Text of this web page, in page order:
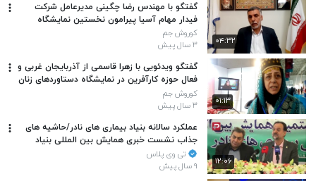
۰۴:۳۲
گفتگو با مهندس رضا چگینی مدیرعامل شرکت
فیدار مهام آسیا پیرامون نخستین نمایشگاه
تخصصی پوشاک ایرانی در نجف - عراق
کوروش جم
۳ سال پیش
۰۱:۱۳
گفتگو ویدئویی با زهرا قاسمی از آذربایجان غربی و
فعال حوزه کارآفرین در نمایشگاه دستاوردهای زنان
موثر ایرانی
کوروش جم
۳ سال پیش
۱۲:۰۶
عملکرد سالانه بنیاد بیماری های نادر/حاشیه های
جذاب نشست خبری همایش بین المللی بنیاد
بیماری های نادر
تی وی پلاس
۹ سال پیش